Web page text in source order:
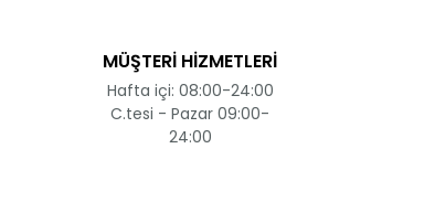
MÜŞTERİ HİZMETLERİ
Hafta içi: 08:00-24:00
C.tesi - Pazar 09:00-
24:00